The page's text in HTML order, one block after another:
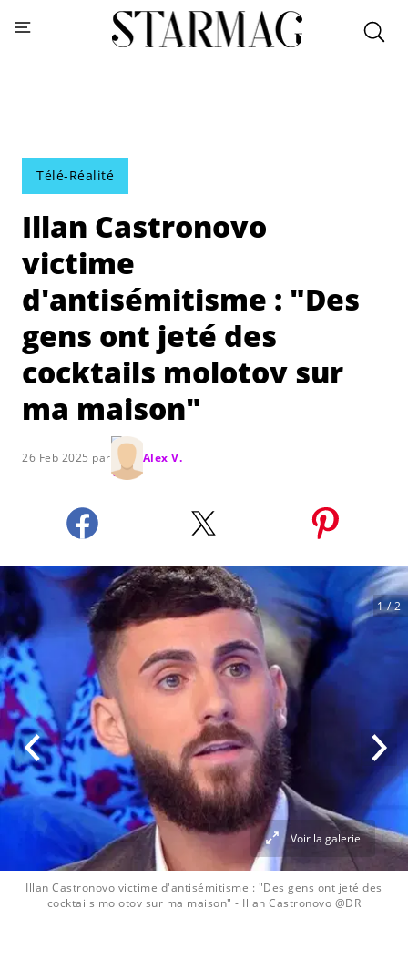
Télé-Réalité
Illan Castronovo
victime
d'antisémitisme : "Des
gens ont jeté des
cocktails molotov sur
ma maison"
26 Feb 2025 par Alex V.
Illan Castronovo victime d'antisémitisme : "Des gens ont jeté des
cocktails molotov sur ma maison" - Illan Castronovo @DR
1 / 2
Voir la galerie